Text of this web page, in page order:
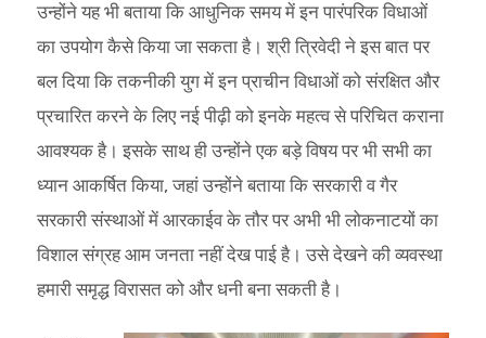
उन्होंने यह भी बताया कि आधुनिक समय में इन पारंपरिक विधाओं
का उपयोग कैसे किया जा सकता है। श्री त्रिवेदी ने इस बात पर
बल दिया कि तकनीकी युग में इन प्राचीन विधाओं को संरक्षित और
प्रचारित करने के लिए नई पीढ़ी को इनके महत्व से परिचित कराना
आवश्यक है। इसके साथ ही उन्होंने एक बड़े विषय पर भी सभी का
ध्यान आकर्षित किया, जहां उन्होंने बताया कि सरकारी व गैर
सरकारी संस्थाओं में आरकाईव के तौर पर अभी भी लोकनाटयों का
विशाल संग्रह आम जनता नहीं देख पाई है। उसे देखने की व्यवस्था
हमारी समृद्ध विरासत को और धनी बना सकती है।